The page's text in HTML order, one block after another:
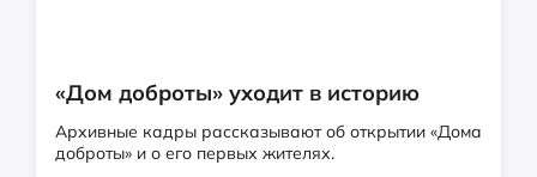
«Дом доброты» уходит в историю
Архивные кадры рассказывают об открытии «Дома
доброты» и о его первых жителях.